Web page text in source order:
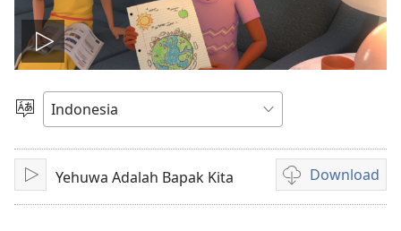
Putar
video
Pilih
Bahasa
Mainkan
Yehuwa Adalah Bapak Kita Download
Pilihan
download